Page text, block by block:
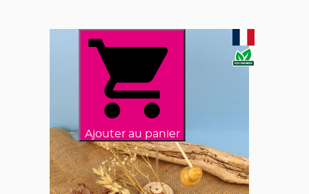
Ajouter au panier